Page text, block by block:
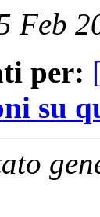
Feb
per:
su